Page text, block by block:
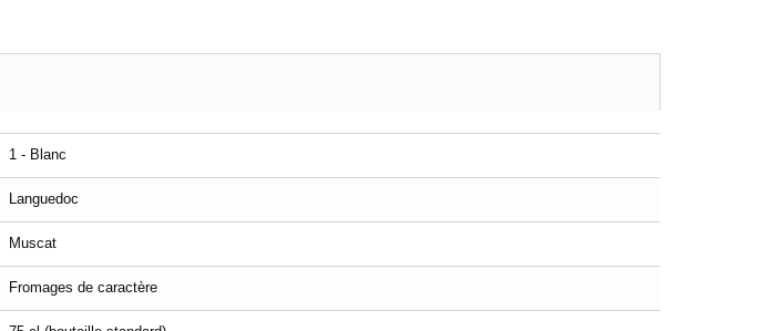
1 - Blanc
Languedoc
Muscat
Fromages de caractère